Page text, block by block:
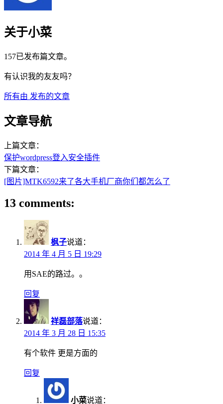
关于小菜
157已发布篇文章。
有认识我的友友吗？
所有由 发布的文章
文章导航
上篇文章：
保护wordpress登入安全插件
下篇文章：
[图片]MTK6592来了各大手机厂商你们都怎么了
13 comments:
枫子说道：
2014 年 4 月 5 日 19:29
用SAE的路过。。
回复
祥磊部落说道：
2014 年 3 月 28 日 15:35
有个软件 更是方面的
回复
小菜说道：